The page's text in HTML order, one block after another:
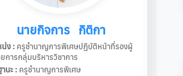
นายกิจการ กิติกา
ง : ครูชำนาญการพิเศษปฏิบัติหน้าที่รองผู้
การกลุ่มบริหารวิชาการ
นะ : ครูชำนาญการพิเศษ